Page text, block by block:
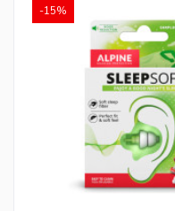
-15%